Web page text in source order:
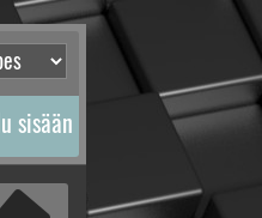
sisään